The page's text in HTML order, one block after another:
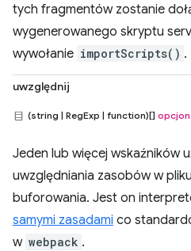
tych fragmentów zostanie
wygenerowanego skryptu
wywołanie importScripts() .
uwzględnij
(string | RegExp | function)[]
Jeden lub więcej wskaźników
uwzględniania zasobów w
buforowania. Jest on
samymi zasadami co
w webpack .